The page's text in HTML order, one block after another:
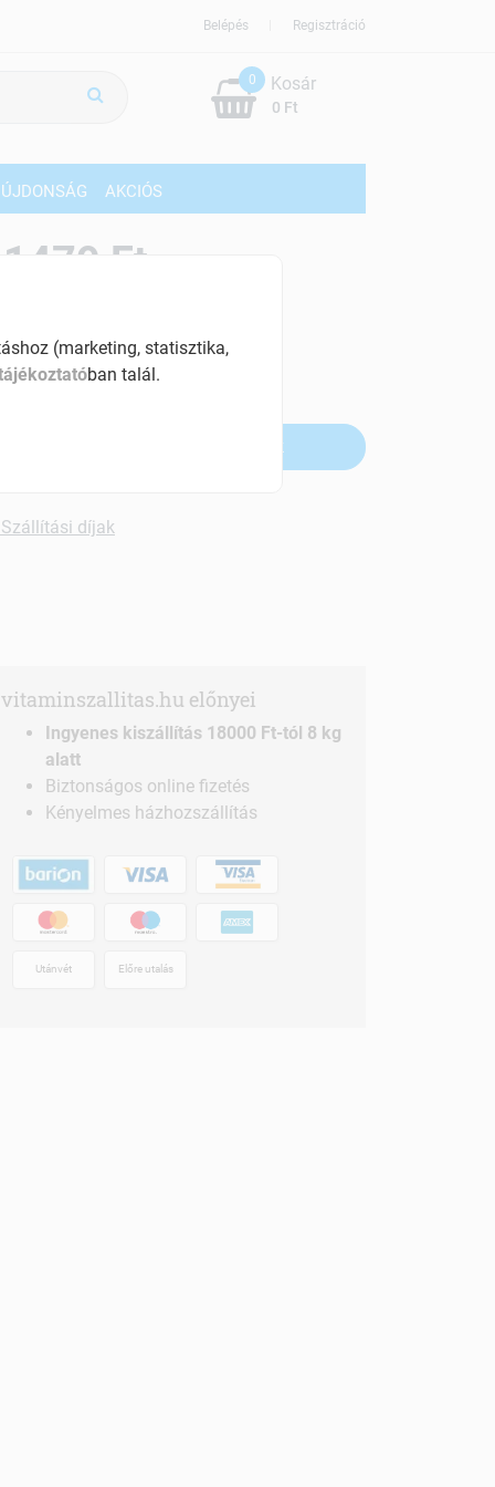
Regisztráció
Belépés
0
0 Ft
Kosár
ÚJDONSÁG AKCIÓS
Ft
Szállítási díjak
vitaminszallitas.hu előnyei
Ingyenes kiszállítás 18000 Ft-tól 8 kg
alatt
Biztonságos online fizetés
Kényelmes házhozszállítás
Utánvét Előre utalás
(marketing, statisztika,
ban talál.